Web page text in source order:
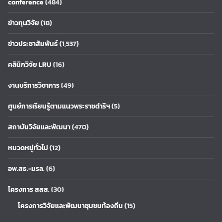
conference(484)
ข่าวทุนวิจัย(18)
ข่าวประชาสัมพันธ์(1,537)
คลินิกวิจัย LRU(16)
งานบริการวิชาการ(49)
ศูนย์การเรียนรู้ตามแนวพระราชดำริฯ(5)
สถาบันวิจัยและพัฒนา(470)
หมวดหมู่ทั่วไป(12)
อพ.สธ.-มรล.(6)
โครงการ สสส.(30)
โครงการวิจัยและพัฒนาชุมชนท้องถิ่น(15)